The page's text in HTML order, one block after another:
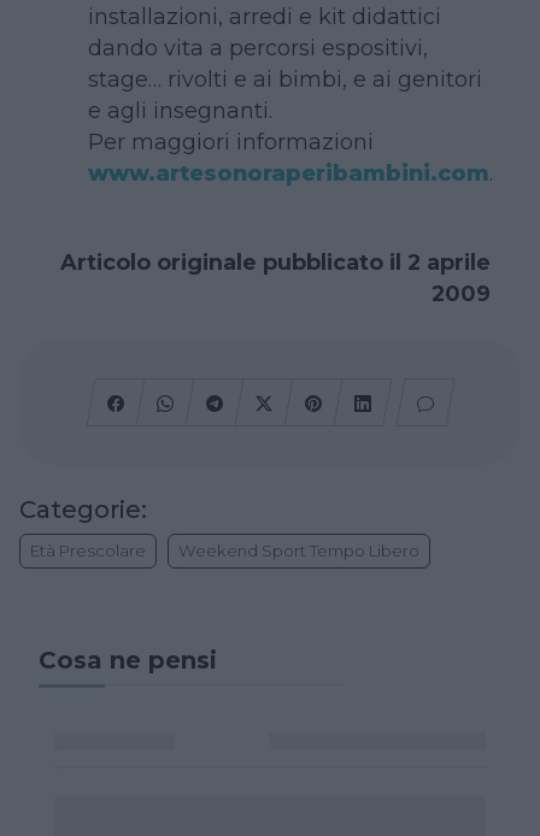
installazioni, arredi e kit didattici
dando vita a percorsi espositivi,
stage… rivolti e ai bimbi, e ai genitori
e agli insegnanti.
Per maggiori informazioni
www.artesonoraperibambini.com.
Articolo originale pubblicato il 2 aprile
2009
Categorie:
Età Prescolare Weekend Sport Tempo Libero
Cosa ne pensi